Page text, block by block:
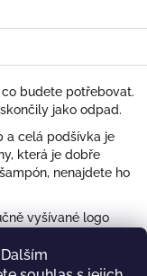
budete potřebovat.
jako odpad.
a celá podšívka je
která je dobře
nenajdete ho
vyšívané logo